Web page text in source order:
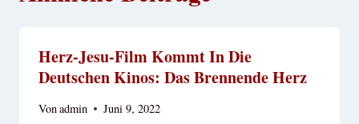
Herz-Jesu-Film Kommt In Die
Deutschen Kinos: Das Brennende Herz
Vonadmin Juni 9, 2022